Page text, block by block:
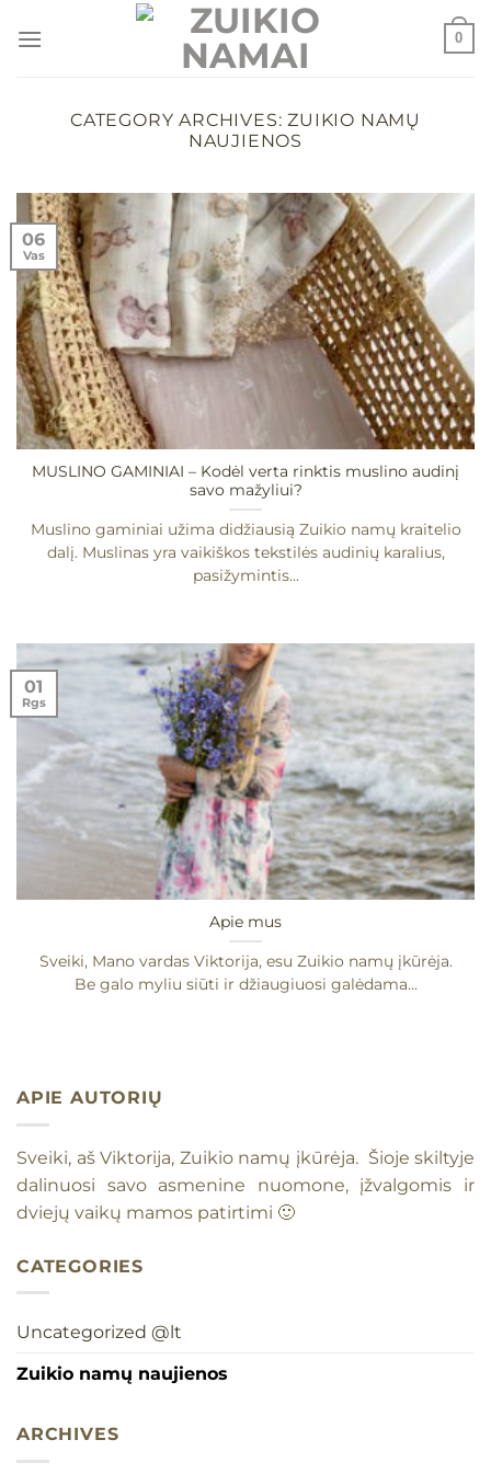
0
CATEGORY ARCHIVES:ZUIKIO NAMŲ
NAUJIENOS
MUSLINO GAMINIAI – Kodėl verta rinktis muslino audinį
savo mažyliui?
Muslino gaminiai užima didžiausią Zuikio namų kraitelio
dalį. Muslinas yra vaikiškos tekstilės audinių karalius,
pasižymintis...
06
Vas
Apie mus
Sveiki, Mano vardas Viktorija, esu Zuikio namų įkūrėja.
Be galo myliu siūti ir džiaugiuosi galėdama...
01
Rgs
APIE AUTORIŲ
Sveiki, aš Viktorija, Zuikio namų įkūrėja. Šioje skiltyje
dalinuosi savo asmenine nuomone, įžvalgomis ir
dviejų vaikų mamos patirtimi 🙂
CATEGORIES
Uncategorized @lt
Zuikio namų naujienos
ARCHIVES